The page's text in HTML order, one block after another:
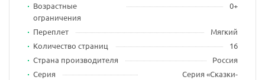
Возрастные
ограничения
0+
Переплет
Мягкий
Количество страниц
16
Страна производителя
Россия
Серия
Серия «Сказки-